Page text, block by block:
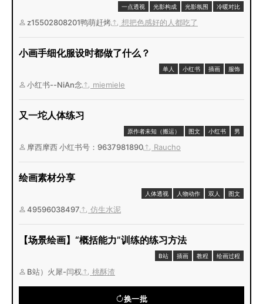
一点透视 光影构成 光影氛围 冷暖对比
z15502808201鸭萌赶烤 想把色感好的人都吃了
小画手细化服设时都做了什么？
单人 小红书 插画 服饰
小红书--NiAn念 miemiele
又一坨人体练习
原作者未知（搬运） 图文 小红书 男
摩西摩西 小红书号：9637981890 Raucho
绘画素材分享
人体透视 人物动作 双人 图文
49596038497 仿生水泥
【场景绘画】“概括能力”训练的练习方法
B站 插画 教程 绘画过程
B站）火犀-闫权 桃酥渣
换一批